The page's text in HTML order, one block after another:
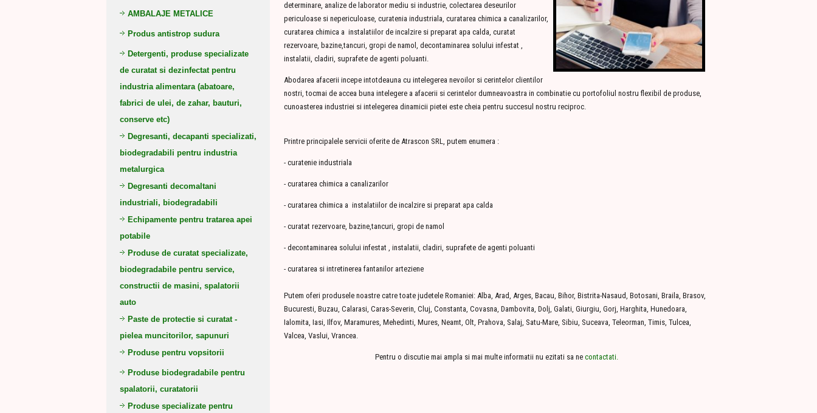
AMBALAJE METALICE
Produs antistrop sudura
Detergenti, produse specializate
de curatat si dezinfectat pentru
industria alimentara (abatoare,
fabrici de ulei, de zahar, bauturi,
conserve etc)
Degresanti, decapanti specializati,
biodegradabili pentru industria
metalurgica
Degresanti decomaltani
industriali, biodegradabili
Echipamente pentru tratarea apei
potabile
Produse de curatat specializate,
biodegradabile pentru service,
constructii de masini, spalatorii
auto
Paste de protectie si curatat -
pielea muncitorilor, sapunuri
Produse pentru vopsitorii
Produse biodegradabile pentru
spalatorii, curatatorii
Produse specializate pentru
determinare, analize de laborator mediu si industrie, colectarea deseurilor
periculoase si nepericuloase, curatenia industriala, curatarea chimica a canalizarilor,
curatarea chimica a instalatiilor de incalzire si preparat apa calda, curatat
rezervoare, bazine,tancuri, gropi de namol, decontaminarea solului infestat ,
instalatii, cladiri, suprafete de agenti poluanti.
Abodarea afacerii incepe intotdeauna cu intelegerea nevoilor si cerintelor clientilor
nostri, tocmai de accea buna intelegere a afacerii si cerintelor dumneavoastra in combinatie cu portofoliul nostru flexibil de produse,
cunoasterea industriei si intelegerea dinamicii pietei este cheia pentru succesul nostru reciproc.
Printre principalele servicii oferite de Atrascon SRL, putem enumera :
- curatenie industriala
- curatarea chimica a canalizarilor
- curatarea chimica a instalatiilor de incalzire si preparat apa calda
- curatat rezervoare, bazine,tancuri, gropi de namol
- decontaminarea solului infestat , instalatii, cladiri, suprafete de agenti poluanti
- curatarea si intretinerea fantanilor arteziene
Putem oferi produsele noastre catre toate judetele Romaniei: Alba, Arad, Arges, Bacau, Bihor, Bistrita-Nasaud, Botosani, Braila, Brasov,
Bucuresti, Buzau, Calarasi, Caras-Severin, Cluj, Constanta, Covasna, Dambovita, Dolj, Galati, Giurgiu, Gorj, Harghita, Hunedoara,
Ialomita, Iasi, Ilfov, Maramures, Mehedinti, Mures, Neamt, Olt, Prahova, Salaj, Satu-Mare, Sibiu, Suceava, Teleorman, Timis, Tulcea,
Valcea, Vaslui, Vrancea.
Pentru o discutie mai ampla si mai multe informatii nu ezitati sa ne contactati.